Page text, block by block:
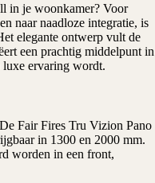
in je woonkamer? Voor
naar naadloze integratie, is
elegante ontwerp vult de
een prachtig middelpunt in
ervaring wordt.
Fair Fires Tru Vizion Pano
in 1300 en 2000 mm.
worden in een front,